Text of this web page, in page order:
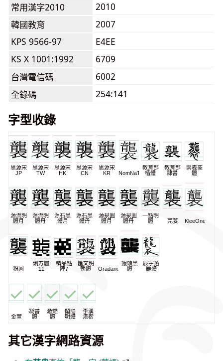
常用漢字2010
2010
韓國教育
2007
KPS 9566-97
E4EE
KS X 1001:1992
6709
台灣電信碼
6002
全錄碼
254:141
字型收錄
思源宋
JP
思源宋
TW
思源宋
HK
思源宋
CN
思源宋
KR
NomNaTong
教育部
楷體
教育部
隸書
崇羲篆
體
源流明
體月
源流明
體丹
源石黑
體月
源石黑
體丹
源泉圓
體月
源泉圓
體丹
一點明
體
芫荽 KleeOne
粉圓
俐方體
11
精品點
陣7
匯文明
朝體
Oradano
饅頭黑
體
辰宇落
雁體
金萱
凝書
體
激燃
體
蘭陽
明體
李漢
港楷
其它漢字網路資源